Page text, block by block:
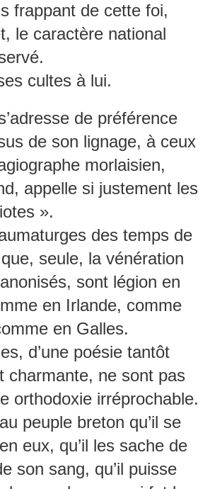
frappant de cette foi,
le caractère national
cultes à lui.
de préférence
de son lignage, à ceux
morlaisien,
appelle si justement les
».
des temps de
seule, la vénération
sont légion en
en Irlande, comme
en Galles.
d’une poésie tantôt
charmante, ne sont pas
orthodoxie irréprochable.
peuple breton qu’il se
eux, qu’il les sache de
son sang, qu’il puisse